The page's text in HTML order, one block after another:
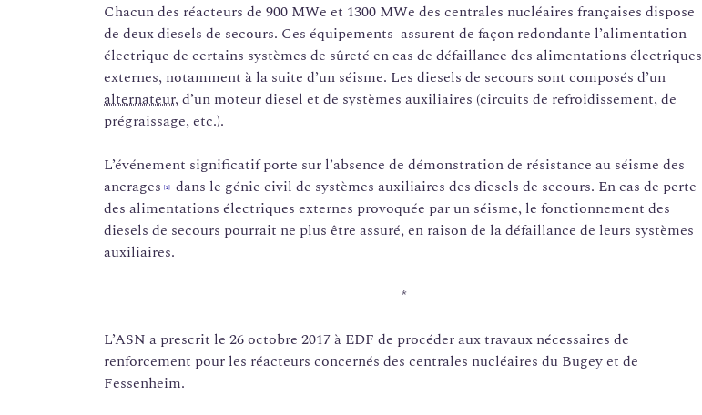
Chacun des réacteurs de 900 MWe et 1300 MWe des centrales nucléaires françaises dispose
de deux diesels de secours. Ces équipements assurent de façon redondante l’alimentation
électrique de certains systèmes de sûreté en cas de défaillance des alimentations électriques
externes, notamment à la suite d’un séisme. Les diesels de secours sont composés d’un
alternateur, d’un moteur diesel et de systèmes auxiliaires (circuits de refroidissement, de
prégraissage, etc.).
L’événement significatif porte sur l’absence de démonstration de résistance au séisme des
ancrages [2]
dans le génie civil de systèmes auxiliaires des diesels de secours. En cas de perte
des alimentations électriques externes provoquée par un séisme, le fonctionnement des
diesels de secours pourrait ne plus être assuré, en raison de la défaillance de leurs systèmes
auxiliaires.
*
L’ASN a prescrit le 26 octobre 2017 à EDF de procéder aux travaux nécessaires de
renforcement pour les réacteurs concernés des centrales nucléaires du Bugey et de
Fessenheim.